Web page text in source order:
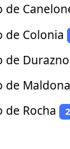
de Colonia
de Durazno
de
Rocha 2